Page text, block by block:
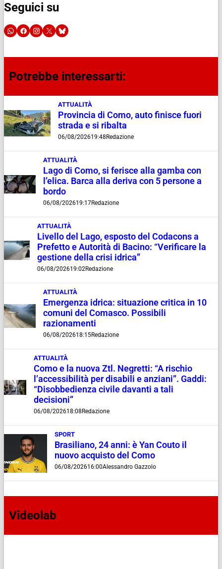
Seguici su
Potrebbe interessarti:
ATTUALITÀ
Provincia di Como, auto finisce fuori
strada e si ribalta
06/08/202619:48 Redazione
ATTUALITÀ
Lago di Como, si ferisce alla gamba con
l’elica. Barca alla deriva con 5 persone a
bordo
06/08/202619:17Redazione
ATTUALITÀ
Livello del Lago, esposto del Codacons a
Prefetto e Autorità di Bacino: “Verificare la
gestione della crisi idrica”
06/08/202619:02Redazione
ATTUALITÀ
Emergenza idrica: situazione critica in 10
comuni del Comasco. Possibili
razionamenti
06/08/202618:15Redazione
ATTUALITÀ
Como e la nuova Ztl. Negretti: “A rischio
l’accessibilità per disabili e anziani”. Gaddi:
“Disobbedienza civile davanti a tali
decisioni”
06/08/202618:08 Redazione
SPORT
Brasiliano, 24 anni: è Yan Couto il
nuovo acquisto del Como
06/08/202616:00Alessandro Gazzolo
Videolab